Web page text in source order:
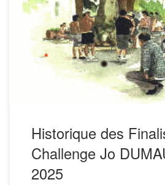
X . X . (Nérac 47) ALES 1998
X . X . (Alès 30) ILE de la
Jocelyn MYRTHO. BUCHE.
TOULOUSE 2000
84) VELLERON […]
Historique des
Challenge Jo
2025